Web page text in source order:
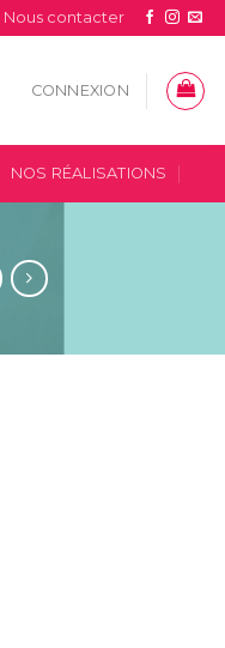
Nous contacter
CONNEXION
NOS RÉALISATIONS